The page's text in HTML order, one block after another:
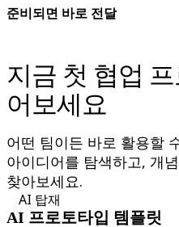
준비되면 바로 전달
지금 첫 협업
어보세요
어떤 팀이든 바로 활용할
아이디어를 탐색하고, 개
찾아보세요.
AI 탑재
AI 프로토타입 템플릿